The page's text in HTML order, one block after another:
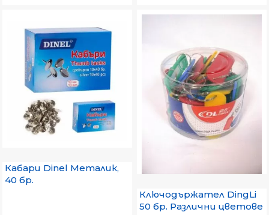
Кабари Dinel Металик,
40 бр.
Ключодържател DingLi
50 бр. Различни цветове